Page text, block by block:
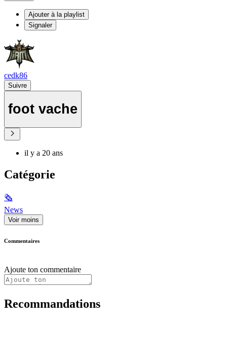
Ajouter à la playlist
Signaler
cedk86
Suivre
foot vache
il y a 20 ans
Catégorie
🗞
News
Voir moins
Commentaires
Ajoute ton commentaire
Recommandations